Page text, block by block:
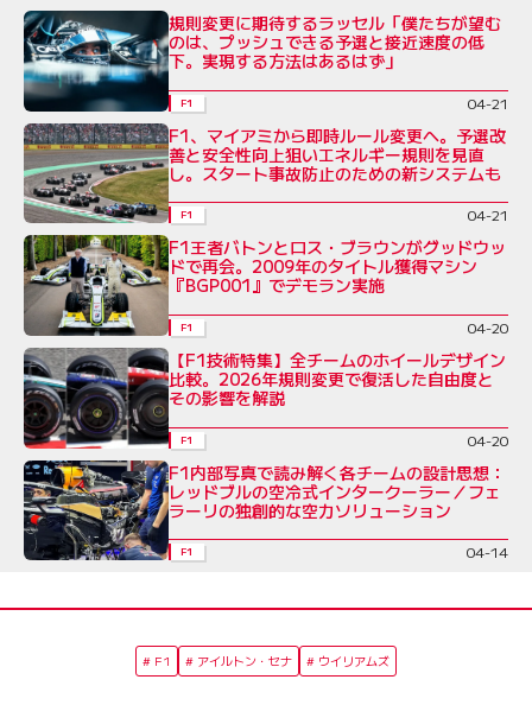
規則変更に期待するラッセル「僕たちが望む
のは、プッシュできる予選と接近速度の低
下。実現する方法はあるはず」
F1 04-21
F1、マイアミから即時ルール変更へ。予選改
善と安全性向上狙いエネルギー規則を見直
し。スタート事故防止のための新システムも
F1 04-21
F1王者バトンとロス・ブラウンがグッドウッ
ドで再会。2009年のタイトル獲得マシン
『BGP001』でデモラン実施
F1 04-20
【F1技術特集】全チームのホイールデザイン
比較。2026年規則変更で復活した自由度と
その影響を解説
F1 04-20
F1内部写真で読み解く各チームの設計思想：
レッドブルの空冷式インタークーラー／フェ
ラーリの独創的な空力ソリューション
F1 04-14
F1 アイルトン・セナ ウイリアムズ